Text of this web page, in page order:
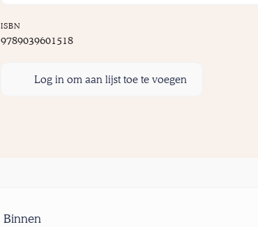
ISBN
9789039601518
Log in om aan lijst toe te voegen
Binnen